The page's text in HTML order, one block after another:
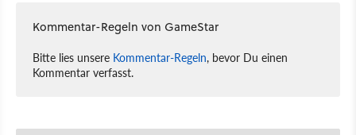
Kommentar-Regeln von GameStar
Bitte lies unsere Kommentar-Regeln, bevor Du einen
Kommentar verfasst.